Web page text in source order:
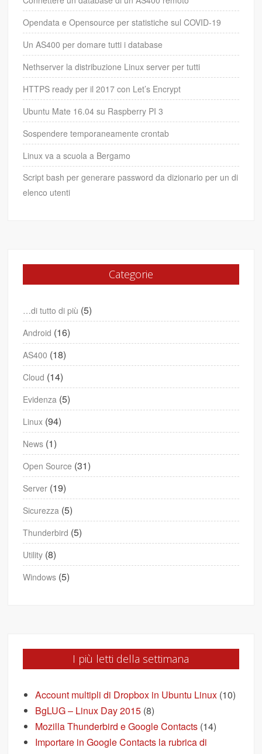
Opendata e Opensource per statistiche sul COVID-19
Un AS400 per domare tutti i database
Nethserver la distribuzione Linux server per tutti
HTTPS ready per il 2017 con Let’s Encrypt
Ubuntu Mate 16.04 su Raspberry PI 3
Sospendere temporaneamente crontab
Linux va a scuola a Bergamo
Script bash per generare password da dizionario per un di
elenco utenti
Categorie
…di tutto di più (5)
Android (16)
AS400 (18)
Cloud (14)
Evidenza (5)
Linux (94)
News (1)
Open Source (31)
Server (19)
Sicurezza (5)
Thunderbird (5)
Utility (8)
Windows (5)
I più letti della settimana
Account multipli di Dropbox in Ubuntu Linux (10)
BgLUG – Linux Day 2015 (8)
Mozilla Thunderbird e Google Contacts (14)
Importare in Google Contacts la rubrica di